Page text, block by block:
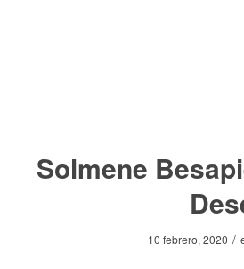
Solmene
10 febrero, 2020 /